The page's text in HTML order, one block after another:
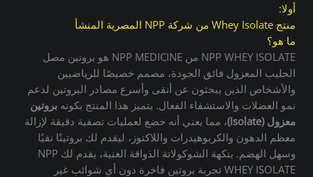
أولا:
منتج Whey Isolate من شركة NPP المصرية المنشأ
ما هو؟
NPP WHEY ISOLATE من NPP MEDICINE هو بروتين مصل
الحليب المعزول فائق الجودة، مصمم خصيصًا للرياضيين
والأشخاص الذين يبحثون عن أنقى وأسرع مصادر البروتين لدعم
نمو العضلات والاستشفاء الفعال. يتميز هذا المنتج بكونه بروتين
معزول (Isolate)
، مما يعني أنه خضع لعمليات تصفية دقيقة لإزالة
معظم الدهون والكربوهيدرات واللاكتوز، ليقدم لك بروتينًا نقيًا
وسهل الهضم.
بنكهة الشوكولاتة الذواقة الغنية، يقدم لك NPP
WHEY ISOLATE تجربة بروتين فاخرة دون أي شوائب غير